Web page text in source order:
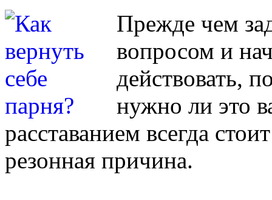
Прежде чем
вопросом и
действовать,
нужно ли это
расставанием всегда
резонная причина.